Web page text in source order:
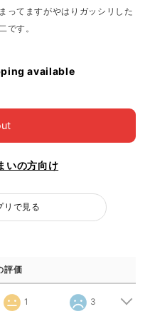
ってますがやはりガッシリした
です。
available
いの方向け
リで見る
評価
1 3